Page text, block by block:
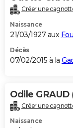
Créer une
Naissance
21/03/1927 aux
Décès
07/02/2015 à la
Odile GRAUD
Créer une
Naissance